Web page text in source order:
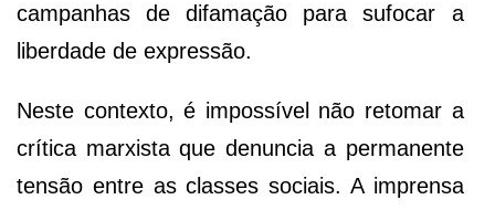
campanhas de difamação para sufocar a
liberdade de expressão.
Neste contexto, é impossível não retomar a
crítica marxista que denuncia a permanente
tensão entre as classes sociais. A imprensa